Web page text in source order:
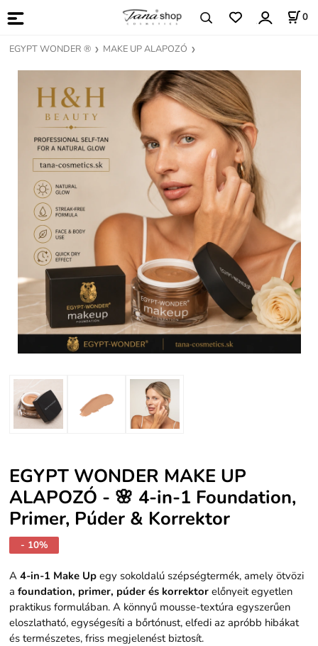
0
EGYPT WONDER ® MAKE UP ALAPOZÓ
EGYPT WONDER MAKE UP
ALAPOZÓ - 🌸 4-in-1 Foundation,
Primer, Púder & Korrektor
- 10%
A4-in-1 Make Up egy sokoldalú szépségtermék, amely ötvözi
afoundation, primer, púder és korrektor előnyeit egyetlen
praktikus formulában. A könnyű mousse-textúra egyszerűen
eloszlatható, egységesíti a bőrtónust, elfedi az apróbb hibákat
és természetes, friss megjelenést biztosít.